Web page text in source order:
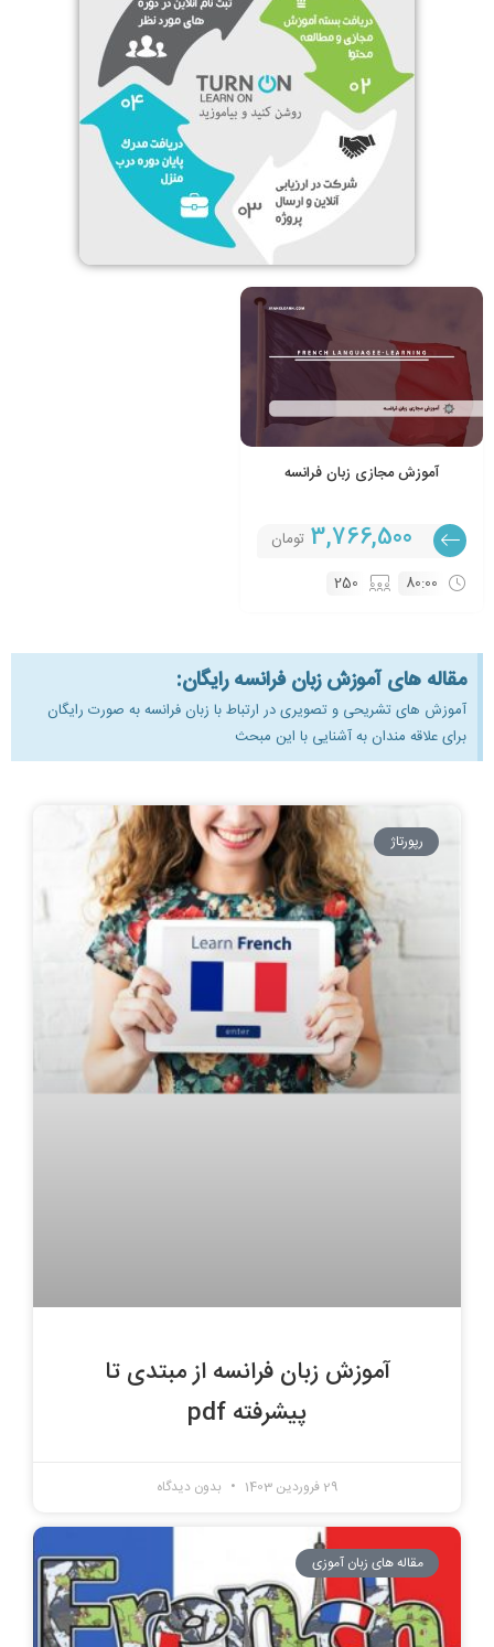
آموزش مجازی زبان فرانسه
3,766,500 تومان
80:00
250
مقاله های آموزش زبان فرانسه رایگان:
آموزش های تشریحی و تصویری در ارتباط با زبان فرانسه به صورت رایگان
برای علاقه مندان به آشنایی با این مبحث
رپورتاژ
آموزش زبان فرانسه از مبتدی تا
پیشرفته pdf
29 فروردین 1403 بدون دیدگاه
مقاله های زبان آموزی